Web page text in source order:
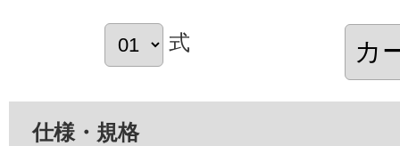
式
仕様・規格